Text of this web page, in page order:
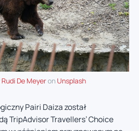
Rudi De Meyeron Unsplash
Pairi Daiza został
TripAdvisor Travellers’ Choice